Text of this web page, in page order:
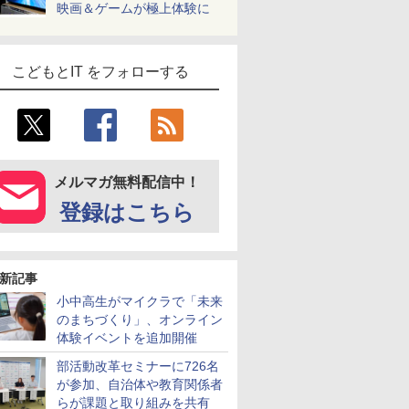
映画＆ゲームが極上体験に
こどもとIT をフォローする
メルマガ無料配信中！
登録はこちら
記事
小中高生がマイクラで「未来
のまちづくり」、オンライン
体験イベントを追加開催
部活動改革セミナーに726名
が参加、自治体や教育関係者
らが課題と取り組みを共有